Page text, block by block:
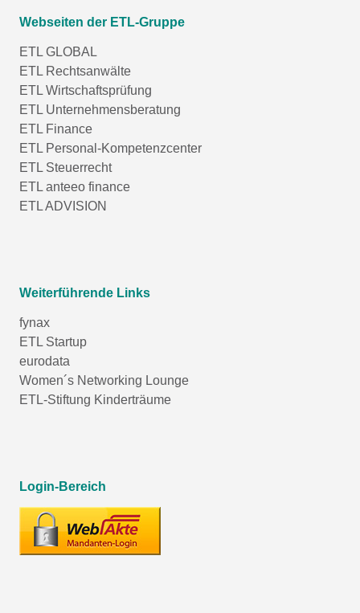
Webseiten der ETL-Gruppe
ETL GLOBAL
ETL Rechtsanwälte
ETL Wirtschaftsprüfung
ETL Unternehmensberatung
ETL Finance
ETL Personal-Kompetenzcenter
ETL Steuerrecht
ETL anteeo finance
ETL ADVISION
Weiterführende Links
fynax
ETL Startup
eurodata
Women´s Networking Lounge
ETL-Stiftung Kinderträume
Login-Bereich